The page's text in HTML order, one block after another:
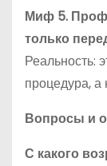
Миф 5.
только
Реальность:
процедура, а
Вопросы и
С какого